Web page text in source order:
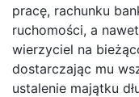
pracę, rachunku
ruchomości, a
wierzyciel na
dostarczając mu
ustalenie majątku